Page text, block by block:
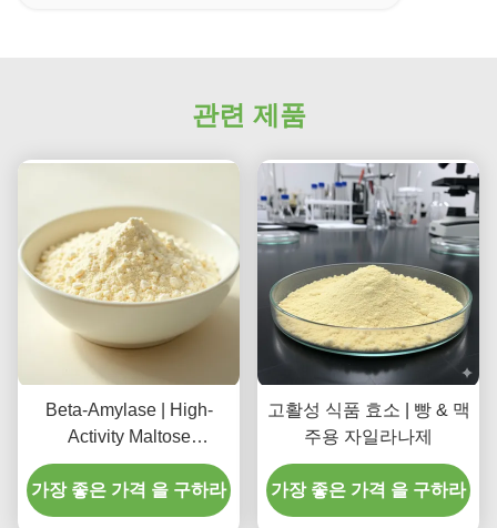
관련 제품
Beta-Amylase | High-
Activity Maltose
Generation Specialist for
Brewing & Vinegar
Production
가장 좋은 가격 을 구하라
고활성 식품 효소 | 빵 & 맥
주용 자일라나제
가장 좋은 가격 을 구하라